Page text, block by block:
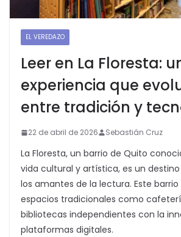
EL VEREDAZO
Leer en La Floresta:
experiencia que
entre tradición y
22 de abril de 2026 Sebastián Cruz
La Floresta, un barrio de Quito
vida cultural y artística, es un
los amantes de la lectura. Este
espacios tradicionales como
bibliotecas independientes con la
plataformas digitales.